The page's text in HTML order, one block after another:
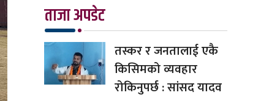
ताजा अपडेट
तस्कर र जनतालाई एकै
किसिमको व्यवहार
रोकिनुपर्छ : सांसद यादव